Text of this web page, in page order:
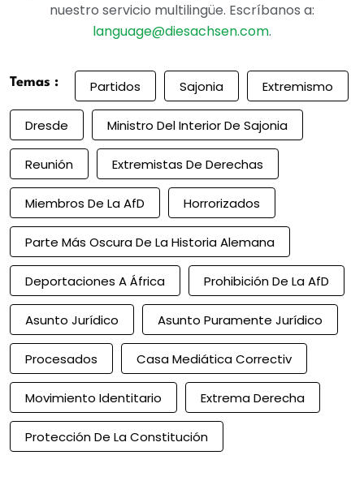
nuestro servicio multilingüe. Escríbanos a:
language@diesachsen.com.
Temas : Partidos Sajonia Extremismo
Dresde Ministro Del Interior De Sajonia
Reunión Extremistas De Derechas
Miembros De La AfD Horrorizados
Parte Más Oscura De La Historia Alemana
Deportaciones A África Prohibición De La AfD
Asunto Jurídico Asunto Puramente Jurídico
Procesados Casa Mediática Correctiv
Movimiento Identitario Extrema Derecha
Protección De La Constitución